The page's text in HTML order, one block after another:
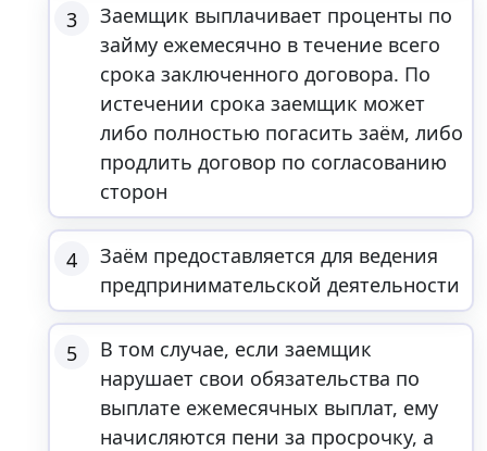
3
Заемщик выплачивает проценты по
займу ежемесячно в течение всего
срока заключенного договора. По
истечении срока заемщик может
либо полностью погасить заём, либо
продлить договор по согласованию
сторон
4
Заём предоставляется для ведения
предпринимательской деятельности
5
В том случае, если заемщик
нарушает свои обязательства по
выплате ежемесячных выплат, ему
начисляются пени за просрочку, а